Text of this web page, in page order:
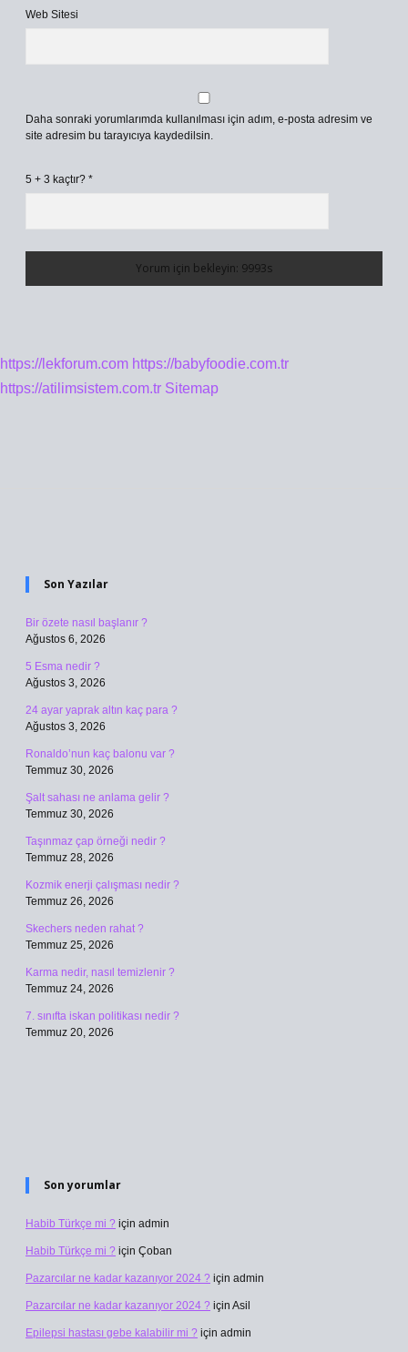
Web Sitesi
Daha sonraki yorumlarımda kullanılması için adım, e-posta adresim ve
site adresim bu tarayıcıya kaydedilsin.
5 + 3 kaçtır? *
https://lekforum.com https://babyfoodie.com.tr
https://atilimsistem.com.tr Sitemap
Son Yazılar
Bir özete nasıl başlanır ?
Ağustos 6, 2026
5 Esma nedir ?
Ağustos 3, 2026
24 ayar yaprak altın kaç para ?
Ağustos 3, 2026
Ronaldo’nun kaç balonu var ?
Temmuz 30, 2026
Şalt sahası ne anlama gelir ?
Temmuz 30, 2026
Taşınmaz çap örneği nedir ?
Temmuz 28, 2026
Kozmik enerji çalışması nedir ?
Temmuz 26, 2026
Skechers neden rahat ?
Temmuz 25, 2026
Karma nedir, nasıl temizlenir ?
Temmuz 24, 2026
7. sınıfta iskan politikası nedir ?
Temmuz 20, 2026
Son yorumlar
Habib Türkçe mi ? için admin
Habib Türkçe mi ? için Çoban
Pazarcılar ne kadar kazanıyor 2024 ? için admin
Pazarcılar ne kadar kazanıyor 2024 ? için Asil
Epilepsi hastası gebe kalabilir mi ? için admin